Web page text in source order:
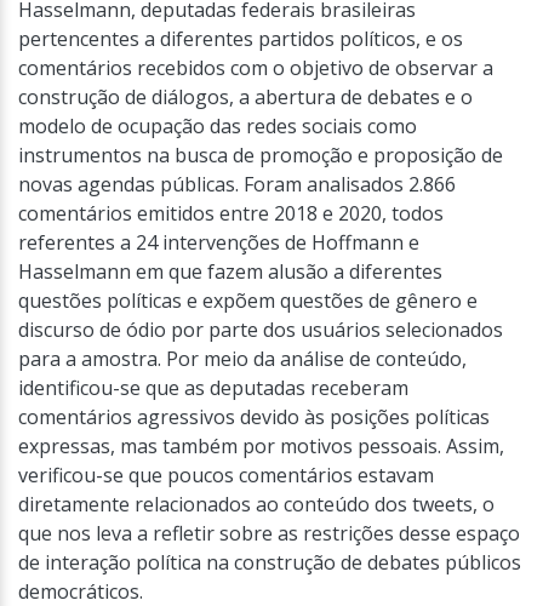
Hasselmann, deputadas federais brasileiras
pertencentes a diferentes partidos políticos, e os
comentários recebidos com o objetivo de observar a
construção de diálogos, a abertura de debates e o
modelo de ocupação das redes sociais como
instrumentos na busca de promoção e proposição de
novas agendas públicas. Foram analisados 2.866
comentários emitidos entre 2018 e 2020, todos
referentes a 24 intervenções de Hoffmann e
Hasselmann em que fazem alusão a diferentes
questões políticas e expõem questões de gênero e
discurso de ódio por parte dos usuários selecionados
para a amostra. Por meio da análise de conteúdo,
identificou-se que as deputadas receberam
comentários agressivos devido às posições políticas
expressas, mas também por motivos pessoais. Assim,
verificou-se que poucos comentários estavam
diretamente relacionados ao conteúdo dos tweets, o
que nos leva a refletir sobre as restrições desse espaço
de interação política na construção de debates públicos
democráticos.